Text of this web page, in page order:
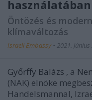
használatában
Öntözés és
klímaváltozás
Israeli Embassy • 2021. június
Győrffy Balázs , a
(NAK) elnöke
Handelsmannal,